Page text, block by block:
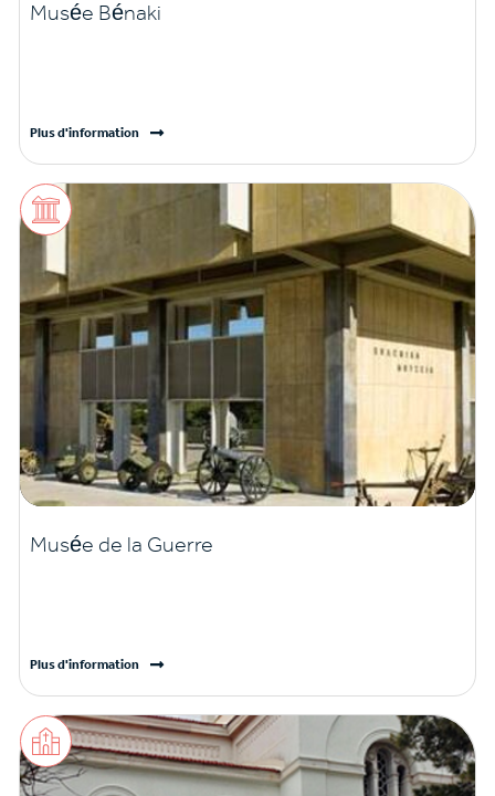
Musée Bénaki
Plus d'information
Musée de la Guerre
Plus d'information